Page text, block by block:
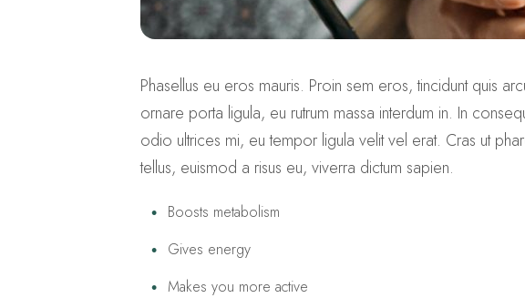
Phasellus eu eros mauris. Proin sem eros, tincidunt quis
ornare porta ligula, eu rutrum massa interdum in. In
odio ultrices mi, eu tempor ligula velit vel erat. Cras ut
tellus, euismod a risus eu, viverra dictum sapien.
Boosts metabolism
Gives energy
Makes you more active